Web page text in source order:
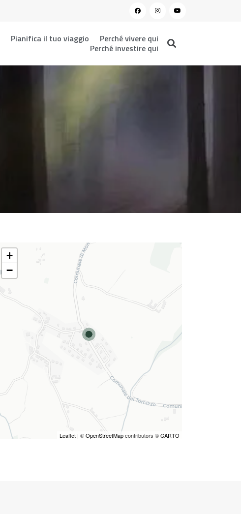
Pianifica il tuo viaggio
Perché vivere qui
Perché investire qui
+
−
Leaflet | ©OpenStreetMapcontributors ©CARTO